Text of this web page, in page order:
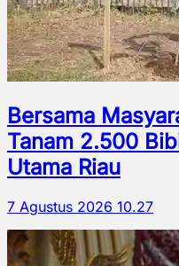
Bersama
Tanam 2.500
Utama Riau
7 Agustus 2026 10.27